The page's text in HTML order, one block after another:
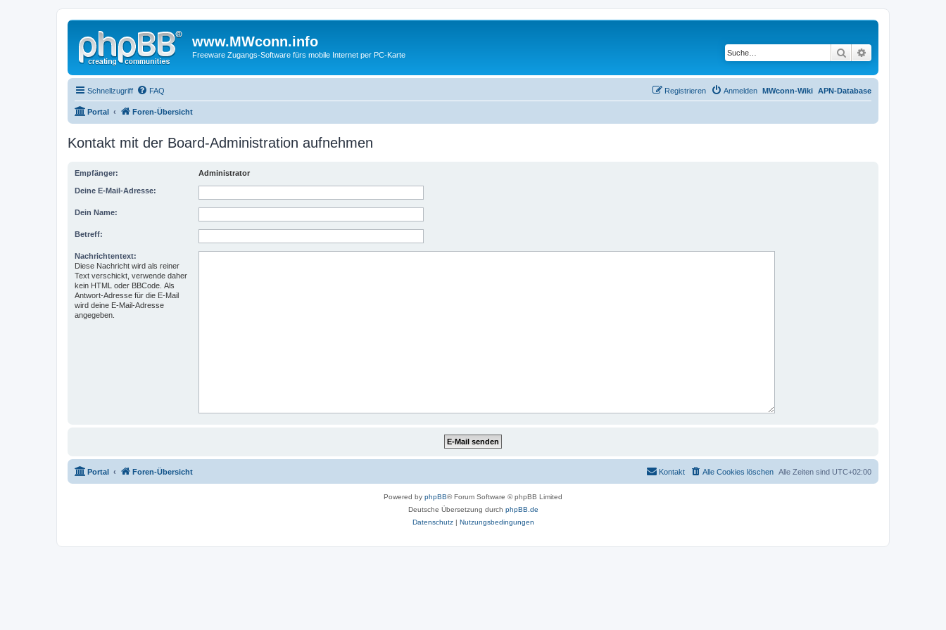
www.MWconn.info
Freeware Zugangs-Software fürs mobile Internet per PC-Karte Suche
Schnellzugriff FAQ APN-Database
MWconn-Wiki
Anmelden
Registrieren
Portal Foren-Übersicht
Kontakt mit der Board-Administration aufnehmen
Empfänger: Administrator
Deine E-Mail-Adresse:
Dein Name:
Betreff:
Nachrichtentext:
Diese Nachricht wird als reiner
Text verschickt, verwende daher
kein HTML oder BBCode. Als
Antwort-Adresse für die E-Mail
wird deine E-Mail-Adresse
angegeben.
Portal Foren-Übersicht Alle Zeiten sind UTC+02:00
Alle Cookies löschen
Kontakt
Powered by phpBB® Forum Software © phpBB Limited
Deutsche Übersetzung durch phpBB.de
Datenschutz| Nutzungsbedingungen